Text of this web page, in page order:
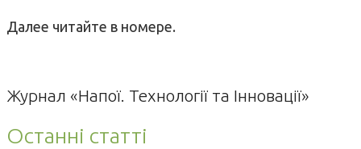
Далее читайте в номере.
Журнал «Напої. Технології та Інновації»
Останні статті